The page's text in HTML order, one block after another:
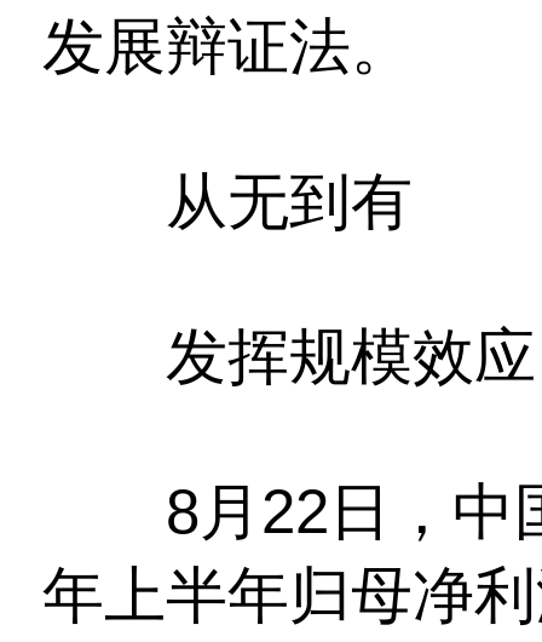
发展辩证法。
从无到有
发挥规模效应
8月22日，中
年上半年归母净